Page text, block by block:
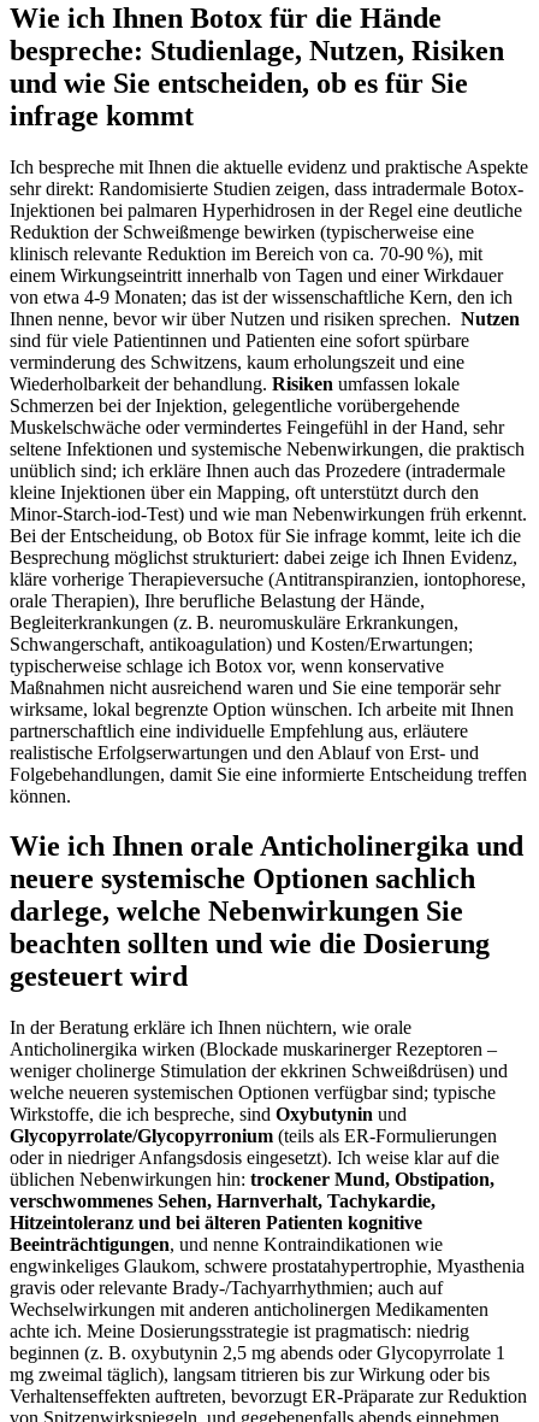
Wie ich Ihnen Botox für die Hände
bespreche: Studienlage, Nutzen, Risiken
und wie Sie ⁤entscheiden,​ ob es für ⁢Sie⁣
infrage kommt
Ich⁢ bespreche mit⁤ Ihnen⁢ die aktuelle evidenz‌ und praktische Aspekte
sehr​ direkt:​ Randomisierte Studien zeigen, dass intradermale ​Botox-
Injektionen bei palmaren Hyperhidrosen in der Regel eine deutliche
‍Reduktion der​ Schweißmenge bewirken‍ (typischerweise eine
klinisch ⁣relevante Reduktion im Bereich von ca.‍ 70-90 %), mit
einem Wirkungseintritt innerhalb ⁤von Tagen und einer⁣ Wirkdauer⁤
von etwa 4-9 Monaten; das ist der wissenschaftliche​ Kern, den ich
Ihnen nenne, bevor wir über Nutzen und ⁣risiken sprechen. ⁤ Nutzen
sind für viele Patientinnen und ⁢Patienten eine sofort spürbare
‍verminderung des Schwitzens,⁣ kaum erholungszeit‌ und eine
Wiederholbarkeit der behandlung. Risiken umfassen lokale
Schmerzen ⁤bei der Injektion, gelegentliche vorübergehende⁢
Muskelschwäche⁣ oder vermindertes Feingefühl in der Hand, sehr
seltene Infektionen und ​systemische Nebenwirkungen, die praktisch
unüblich sind; ich ‌erkläre Ihnen auch das Prozedere (intradermale
⁣kleine Injektionen über ein‍ Mapping,‍ oft unterstützt⁤ durch den
Minor-Starch-iod-Test) und wie man Nebenwirkungen früh erkennt.
Bei der Entscheidung,⁢ ob ​Botox für Sie infrage ⁤kommt, leite ich die
Besprechung möglichst strukturiert:⁤ dabei​ zeige ich Ihnen Evidenz,
kläre vorherige Therapieversuche (Antitranspiranzien,⁣ iontophorese,
orale Therapien), Ihre berufliche Belastung der Hände,
Begleiterkrankungen‍ (z. B. neuromuskuläre Erkrankungen,
‌Schwangerschaft, ⁢antikoagulation) und Kosten/Erwartungen;
typischerweise schlage ich Botox vor, wenn ​konservative
Maßnahmen nicht ‍ausreichend‌ waren und Sie eine temporär sehr
wirksame,⁣ lokal⁤ begrenzte Option wünschen. Ich arbeite ‍mit ‌Ihnen
partnerschaftlich eine individuelle⁤ Empfehlung aus, erläutere
realistische Erfolgserwartungen und den Ablauf von ‌Erst- und
Folgebehandlungen,⁤ damit​ Sie eine informierte Entscheidung treffen
können.
Wie ich ⁤Ihnen​ orale‍ Anticholinergika und
neuere systemische Optionen sachlich
darlege, welche⁤ Nebenwirkungen Sie
beachten⁤ sollten und wie die Dosierung
gesteuert​ wird
In der Beratung‍ erkläre ich Ihnen ⁤nüchtern,⁤ wie orale⁤
Anticholinergika wirken ⁣(Blockade muskarinerger‍ Rezeptoren –
weniger cholinerge Stimulation der ekkrinen Schweißdrüsen) und
welche ‌neueren systemischen Optionen verfügbar sind; typische ​
Wirkstoffe, die ich‍ bespreche, sind Oxybutynin und⁢
Glycopyrrolate/Glycopyrronium (teils als ER‑Formulierungen
oder in niedriger ⁤Anfangsdosis‌ eingesetzt). Ich weise klar auf die
üblichen ⁢Nebenwirkungen hin: trockener Mund, Obstipation,
verschwommenes Sehen, Harnverhalt, ​Tachykardie,
Hitzeintoleranz und bei älteren ⁣Patienten kognitive
Beeinträchtigungen, und⁤ nenne⁢ Kontraindikationen‌ wie
engwinkeliges Glaukom, schwere⁤ prostatahypertrophie, Myasthenia
gravis oder⁢ relevante Brady-/Tachyarrhythmien; ‍auch auf⁢
Wechselwirkungen mit anderen anticholinergen Medikamenten
achte ich. Meine‌ Dosierungsstrategie ist pragmatisch: niedrig⁤
beginnen (z. B. ⁣oxybutynin⁤ 2,5 mg abends⁣ oder​ Glycopyrrolate 1
mg zweimal⁤ täglich), ‍langsam titrieren bis ​zur Wirkung oder bis
Verhaltenseffekten auftreten, bevorzugt ER‑Präparate zur Reduktion‌